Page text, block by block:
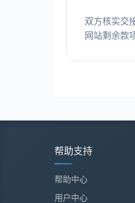
双方核实交
网站剩余款
帮助支持
帮助中心
用户中心